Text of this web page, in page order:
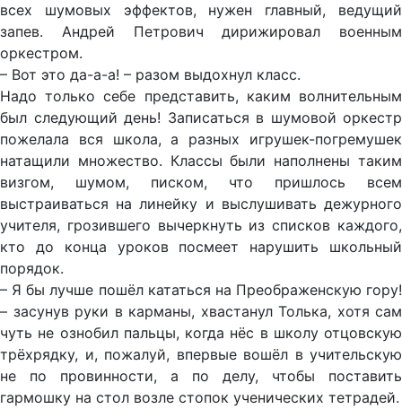
всех шумовых эффектов, нужен главный, ведущий
запев. Андрей Петрович дирижировал военным
оркестром.
– Вот это да-а-а! – разом выдохнул класс.
Надо только себе представить, каким волнительным
был следующий день! Записаться в шумовой оркестр
пожелала вся школа, а разных игрушек-погремушек
натащили множество. Классы были наполнены таким
визгом, шумом, писком, что пришлось всем
выстраиваться на линейку и выслушивать дежурного
учителя, грозившего вычеркнуть из списков каждого,
кто до конца уроков посмеет нарушить школьный
порядок.
– Я бы лучше пошёл кататься на Преображенскую гору!
– засунув руки в карманы, хвастанул Толька, хотя сам
чуть не ознобил пальцы, когда нёс в школу отцовскую
трёхрядку, и, пожалуй, впервые вошёл в учительскую
не по провинности, а по делу, чтобы поставить
гармошку на стол возле стопок ученических тетрадей.